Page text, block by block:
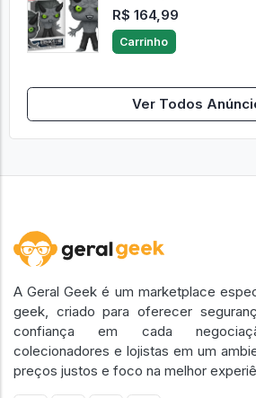
R$ 164,99
Carrinho
Ver Todos
A Geral Geek é um marketplace
geek, criado para oferecer
confiança em cada
colecionadores e lojistas em um
preços justos e foco na melhor